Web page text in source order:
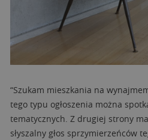
“Szukam mieszkania na
tego typu ogłoszenia można
tematycznych. Z drugiej strony
słyszalny głos sprzymierzeńców